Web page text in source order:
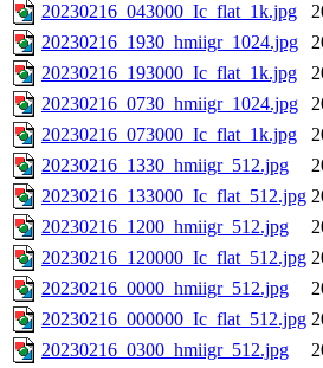
20230216_043000_Ic_flat_1k.jpg
20230216_1930_hmiigr_1024.jpg
20230216_193000_Ic_flat_1k.jpg
20230216_0730_hmiigr_1024.jpg
20230216_073000_Ic_flat_1k.jpg
20230216_1330_hmiigr_512.jpg
20230216_133000_Ic_flat_512.jpg
20230216_1200_hmiigr_512.jpg
20230216_120000_Ic_flat_512.jpg
20230216_0000_hmiigr_512.jpg
20230216_000000_Ic_flat_512.jpg
20230216_0300_hmiigr_512.jpg